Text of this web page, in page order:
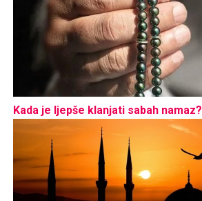
Kada je ljepše klanjati sabah namaz?